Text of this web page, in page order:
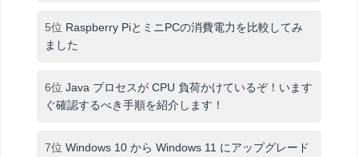
5位 Raspberry PiとミニPCの消費電力を比較してみ
ました
6位 Java プロセスが CPU 負荷かけているぞ！います
ぐ確認するべき手順を紹介します！
7位 Windows 10 から Windows 11 にアップグレード